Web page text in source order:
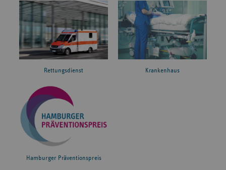
Rettungsdienst Krankenhaus
Hamburger Präventionspreis